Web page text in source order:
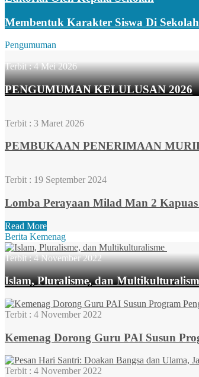
Membentuk Karakter Siswa Di Sekolah
Pengumuman
Terbit :4 Mei 2026
PENGUMUMAN KELULUSAN 2026
Terbit : 3 Maret 2026
PEMBUKAAN PENERIMAAN
Terbit : 19 September 2024
Lomba Perayaan Milad Man 2
Read More
Berita Kemenag
Terbit :4 November 2022
Islam, Pluralisme, dan
Terbit : 4 November 2022
Kemenag Dorong Guru PAI Susun
Terbit : 4 November 2022